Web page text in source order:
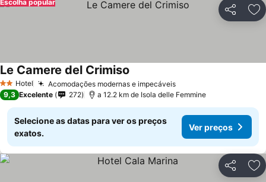
Partilhar
Escolha popular
2 Estrelas
Hotel Acomodações modernas e impecáveis
Le Camere del Crimiso
9,3 Excelente 272 a 12.2 km de Isola delle Femmine
Selecione as datas para ver os preços
exatos.
Ver preços
Partilhar